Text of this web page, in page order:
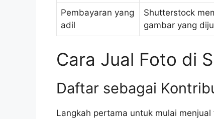
Pembayaran yang
adil
Shutterstock
gambar yang
Cara Jual Foto di
Daftar sebagai
Langkah pertama untuk mulai